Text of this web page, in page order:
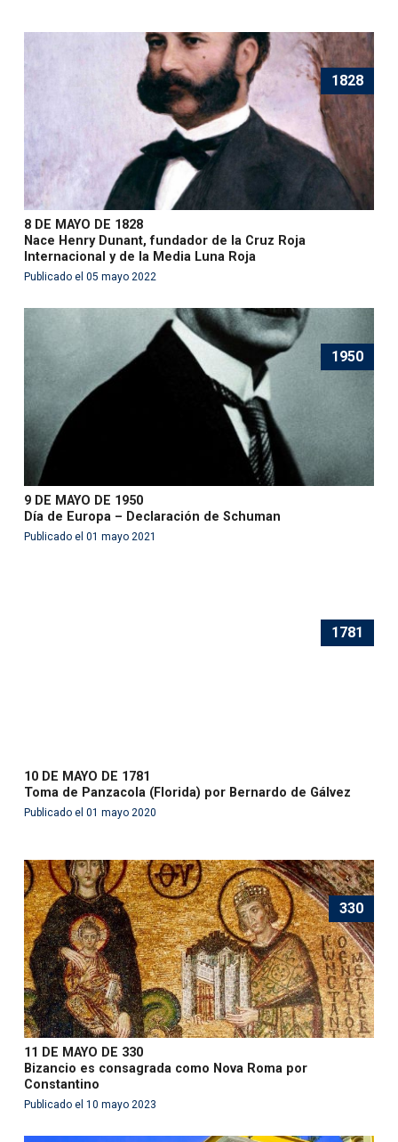
1828
8 DE MAYO DE 1828
Nace Henry Dunant, fundador de la Cruz Roja
Internacional y de la Media Luna Roja
Publicado el 05 mayo 2022
1950
9 DE MAYO DE 1950
Día de Europa – Declaración de Schuman
Publicado el 01 mayo 2021
1781
10 DE MAYO DE 1781
Toma de Panzacola (Florida) por Bernardo de Gálvez
Publicado el 01 mayo 2020
330
11 DE MAYO DE 330
Bizancio es consagrada como Nova Roma por
Constantino
Publicado el 10 mayo 2023